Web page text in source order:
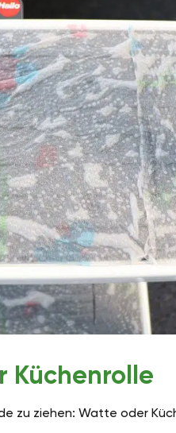
Küchenrolle
zu ziehen: Watte oder